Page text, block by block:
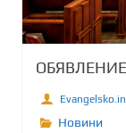
Новини